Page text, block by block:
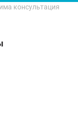
консультация